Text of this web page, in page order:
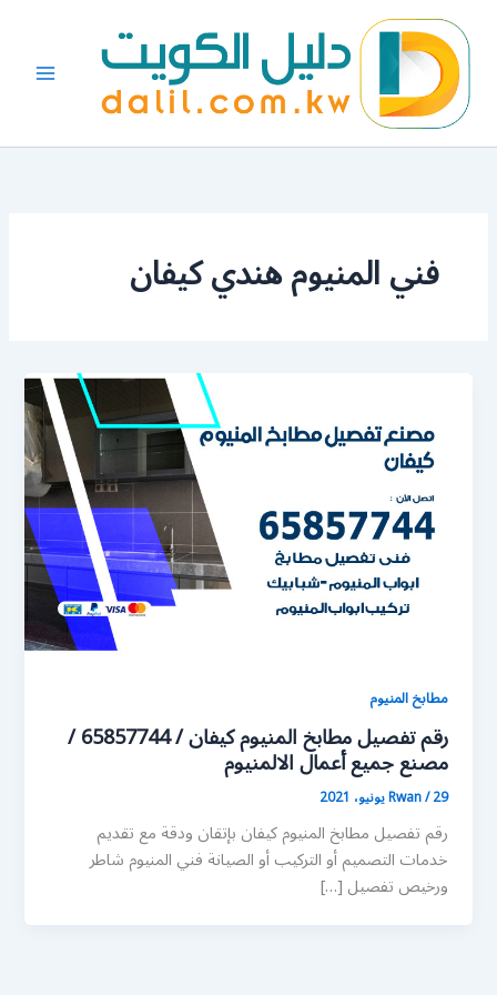
المحتوى
فني المنيوم هندي كيفان
مطابخ المنيوم
رقم تفصيل مطابخ المنيوم كيفان / 65857744 /
مصنع جميع أعمال الالمنيوم
Rwan/29 يونيو، 2021
رقم تفصيل مطابخ المنيوم كيفان بإتقان ودقة مع تقديم
خدمات التصميم أو التركيب أو الصيانة فني المنيوم شاطر
ورخيص تفصيل […]